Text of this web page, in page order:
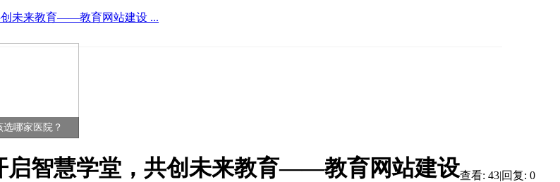
未来教育——教育网站建设 ...
选哪家医院？
启智慧学堂，共创未来教育——教育网站建设查看: 43|回复: 0